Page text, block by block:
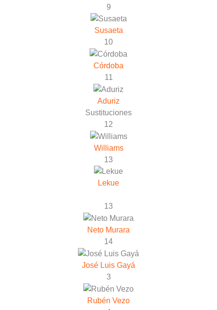
9
Susaeta
10
Córdoba
11
Aduriz
Sustituciones
12
Williams
13
Lekue
13
Neto Murara
14
José Luis Gayá
3
Rubén Vezo